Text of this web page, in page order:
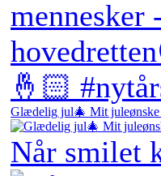
Glædelig jul🎄 Mit
Når smilet